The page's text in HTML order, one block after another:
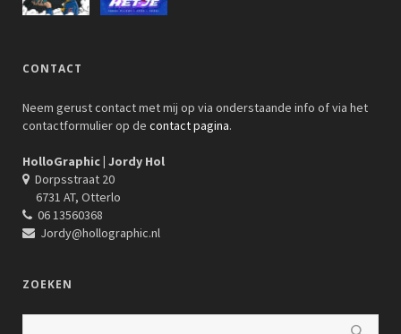
CONTACT
Neem gerust contact met mij op via onderstaande info of via het
contactformulier op de contact pagina.
HolloGraphic | Jordy Hol
Dorpsstraat 20
6731 AT, Otterlo
06 13560368
Jordy@hollographic.nl
ZOEKEN